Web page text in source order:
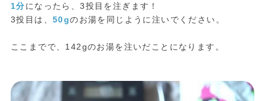
1分になったら、3投目を注ぎます！
3投目は、 50gのお湯を同じように注いでください。
ここまでで、142gのお湯を注いだことになります。